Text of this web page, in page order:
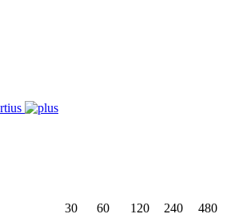
30 60 120 240
480